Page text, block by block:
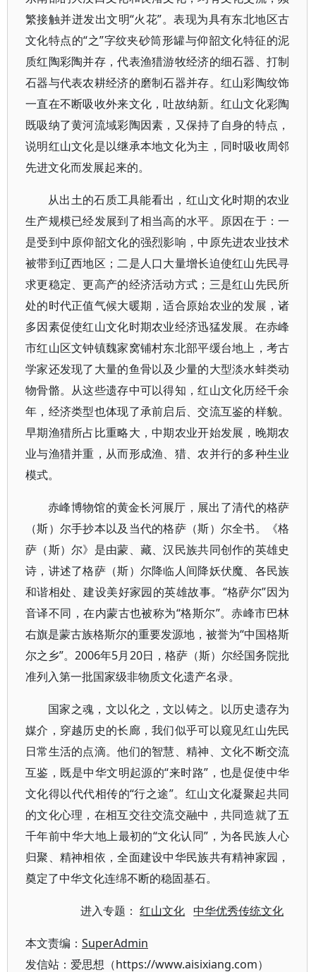
繁接触并迸发出文明“火花”。表现为具有东北地区古
文化特点的“之”字纹夹砂筒形罐与仰韶文化特征的泥
质红陶彩陶并存，代表渔猎游牧经济的细石器、打制
石器与代表农耕经济的磨制石器并存。红山彩陶纹饰
一直在不断吸收外来文化，吐故纳新。红山文化彩陶
既吸纳了黄河流域彩陶因素，又保持了自身的特点，
说明红山文化是以继承本地文化为主，同时吸收周邻
先进文化而发展起来的。
从出土的石质工具能看出，红山文化时期的农业
生产规模已经发展到了相当高的水平。原因在于：一
是受到中原仰韶文化的强烈影响，中原先进农业技术
被带到辽西地区；二是人口大量增长迫使红山先民寻
求更稳定、更高产的经济活动方式；三是红山先民所
处的时代正值气候大暖期，适合原始农业的发展，诸
多因素促使红山文化时期农业经济迅猛发展。在赤峰
市红山区文钟镇魏家窝铺村东北部平缓台地上，考古
学家还发现了大量的鱼骨以及少量的大型淡水蚌类动
物骨骼。从这些遗存中可以得知，红山文化历经千余
年，经济类型也体现了承前启后、交流互鉴的样貌。
早期渔猎所占比重略大，中期农业开始发展，晚期农
业与渔猎并重，从而形成渔、猎、农并行的多种生业
模式。
赤峰博物馆的黄金长河展厅，展出了清代的格萨
（斯）尔手抄本以及当代的格萨（斯）尔全书。《格
萨（斯）尔》是由蒙、藏、汉民族共同创作的英雄史
诗，讲述了格萨（斯）尔降临人间降妖伏魔、各民族
和谐相处、建设美好家园的英雄故事。“格萨尔”因为
音译不同，在内蒙古也被称为“格斯尔”。赤峰市巴林
右旗是蒙古族格斯尔的重要发源地，被誉为“中国格斯
尔之乡”。2006年5月20日，格萨（斯）尔经国务院批
准列入第一批国家级非物质文化遗产名录。
国家之魂，文以化之，文以铸之。以历史遗存为
媒介，穿越历史的长廊，我们似乎可以窥见红山先民
日常生活的点滴。他们的智慧、精神、文化不断交流
互鉴，既是中华文明起源的“来时路”，也是促使中华
文化得以代代相传的“行之途”。红山文化凝聚起共同
的文化心理，在相互交往交流交融中，共同造就了五
千年前中华大地上最初的“文化认同”，为各民族人心
归聚、精神相依，全面建设中华民族共有精神家园，
奠定了中华文化连绵不断的稳固基石。
进入专题：红山文化 中华优秀传统文化
本文责编： SuperAdmin
发信站：爱思想（https://www.aisixiang.com）